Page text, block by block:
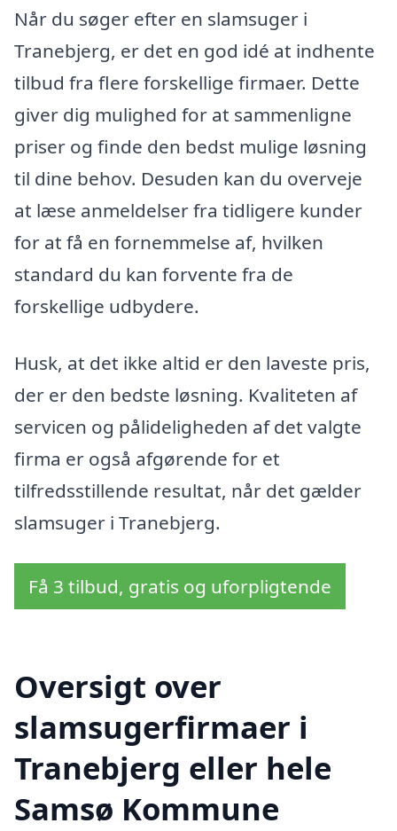
Når du søger efter en slamsuger i
Tranebjerg, er det en god idé at indhente
tilbud fra flere forskellige firmaer. Dette
giver dig mulighed for at sammenligne
priser og finde den bedst mulige løsning
til dine behov. Desuden kan du overveje
at læse anmeldelser fra tidligere kunder
for at få en fornemmelse af, hvilken
standard du kan forvente fra de
forskellige udbydere.
Husk, at det ikke altid er den laveste pris,
der er den bedste løsning. Kvaliteten af
servicen og pålideligheden af det valgte
firma er også afgørende for et
tilfredsstillende resultat, når det gælder
slamsuger i Tranebjerg.
Få 3 tilbud, gratis og uforpligtende
Oversigt over
slamsugerfirmaer i
Tranebjerg eller hele
Samsø Kommune